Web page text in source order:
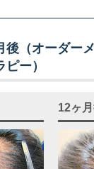
後（オーダー
ー）
12ヶ